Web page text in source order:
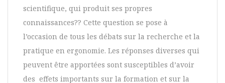
scientifique, qui produit ses propres
connaissances?? Cette question se pose à
l’occasion de tous les débats sur la recherche et la
pratique en ergonomie. Les réponses diverses qui
peuvent être apportées sont susceptibles d’avoir
des effets importants sur la formation et sur la